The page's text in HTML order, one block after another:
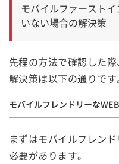
モバイルファースト
いない場合の解決策
先程の方法で確認した
解決策は以下の通りです
モバイルフレンドリーな
まずはモバイルフレン
必要があります。